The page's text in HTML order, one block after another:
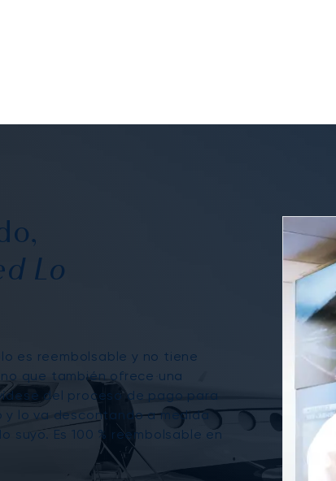
Lo
es reembolsable y no tiene
que también ofrece una
del proceso de pago para
lo va descontando a medida
suyo. Es 100 % reembolsable en